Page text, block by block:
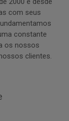
com seus
constante
os nossos
clientes.